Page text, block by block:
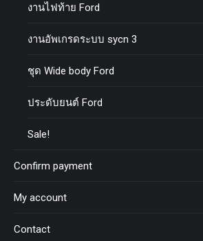
งานไฟท้าย Ford
งานอัพเกรดระบบ sycn 3
ชุด Wide body Ford
ประดับยนต์ Ford
Sale!
Confirm payment
My account
Contact